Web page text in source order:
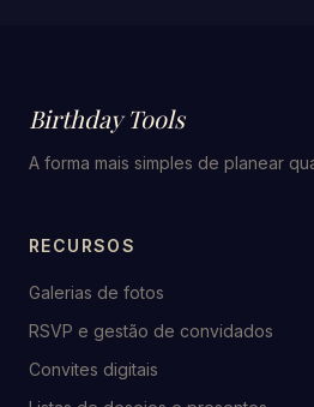
Birthday Tools
A forma mais simples de planear
RECURSOS
Galerias de fotos
RSVP e gestão de convidados
Convites digitais